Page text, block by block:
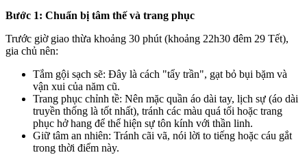
Bước 1: Chuẩn bị tâm thế và trang phục
Trước giờ giao thừa khoảng 30 phút (khoảng 22h30 đêm 29 Tết),
gia chủ nên:
Tắm gội sạch sẽ: Đây là cách "tẩy trần", gạt bỏ bụi bặm và
vận xui của năm cũ.
Trang phục chỉnh tề: Nên mặc quần áo dài tay, lịch sự (áo dài
truyền thống là tốt nhất), tránh các màu quá tối hoặc trang
phục hở hang để thể hiện sự tôn kính với thần linh.
Giữ tâm an nhiên: Tránh cãi vã, nói lời to tiếng hoặc cáu gắt
trong thời điểm này.